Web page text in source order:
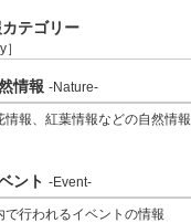
テゴリー
情報 -Nature-
情報、紅葉情報などの自然情報
ント -Event-
で行われるイベントの情報